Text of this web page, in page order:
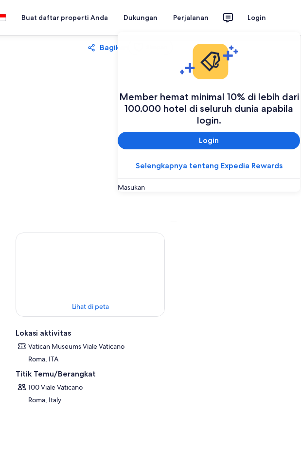
Buat daftar properti Anda Dukungan Perjalanan Login
Member hemat minimal 10% di lebih dari
100.000 hotel di seluruh dunia apabila
login.
Login
Selengkapnya tentang Expedia Rewards
Masukan
Bagikan
Lihat di peta
Lokasi aktivitas
Vatican Museums Viale Vaticano
Roma, ITA
Titik Temu/Berangkat
100 Viale Vaticano
Roma, Italy